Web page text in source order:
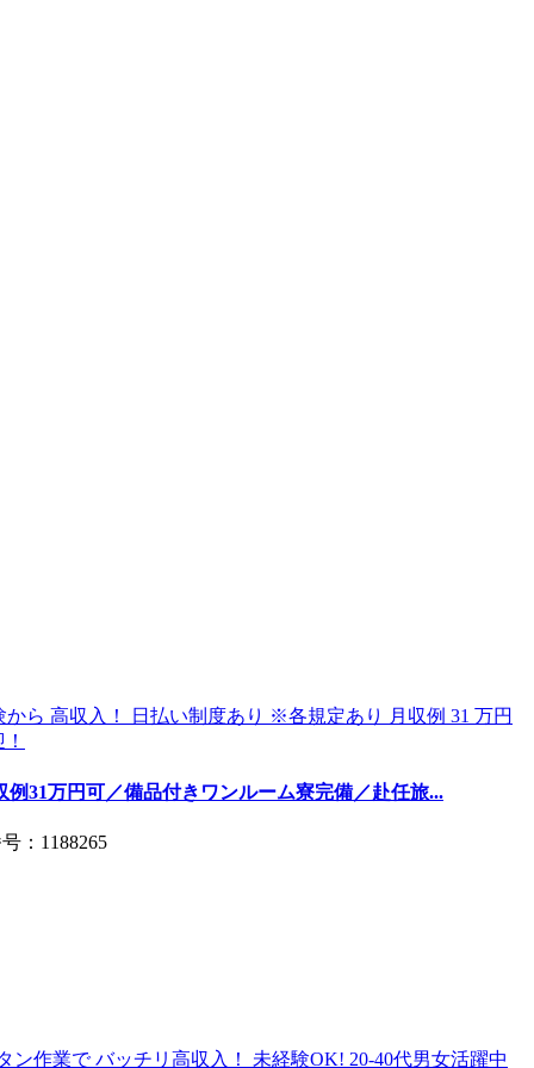
例31万円可／備品付きワンルーム寮完備／赴任旅...
：1188265